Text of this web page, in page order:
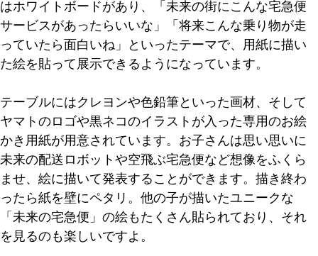
はホワイトボードがあり、「未来の街にこんな宅急便
サービスがあったらいいな」「将来こんな乗り物が走
っていたら面白いね」といったテーマで、用紙に描い
た絵を貼って展示できるようになっています。
テーブルにはクレヨンや色鉛筆といった画材、そして
ヤマトのロゴや黒ネコのイラストが入った専用のお絵
かき用紙が用意されています。お子さんは思い思いに
未来の配送ロボットや空飛ぶ宅急便など想像をふくら
ませ、絵に描いて発表することができます。描き終わ
ったら紙を壁にペタリ。他の子が描いたユニークな
「未来の宅急便」の絵もたくさん貼られており、それ
を見るのも楽しいですよ。